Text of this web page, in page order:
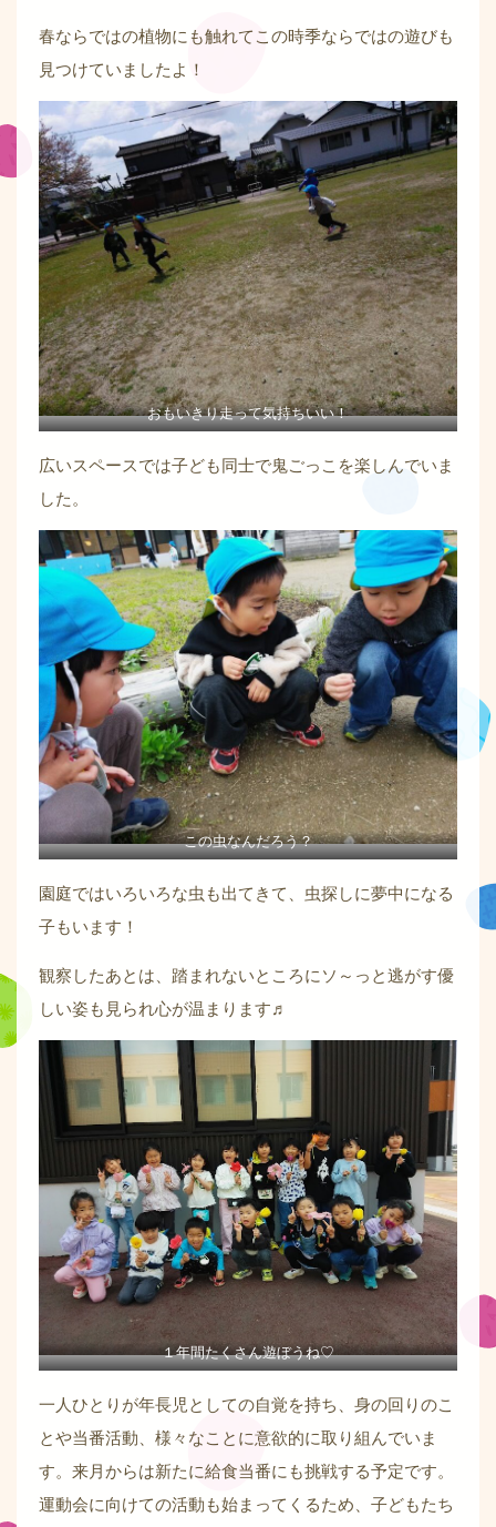
春ならではの植物にも触れてこの時季ならではの遊びも
見つけていましたよ！
おもいきり走って気持ちいい！
広いスペースでは子ども同士で鬼ごっこを楽しんでいま
した。
この虫なんだろう？
園庭ではいろいろな虫も出てきて、虫探しに夢中になる
子もいます！
観察したあとは、踏まれないところにソ～っと逃がす優
しい姿も見られ心が温まります♬
１年間たくさん遊ぼうね♡
一人ひとりが年長児としての自覚を持ち、身の回りのこ
とや当番活動、様々なことに意欲的に取り組んでいま
す。来月からは新たに給食当番にも挑戦する予定です。
運動会に向けての活動も始まってくるため、子どもたち